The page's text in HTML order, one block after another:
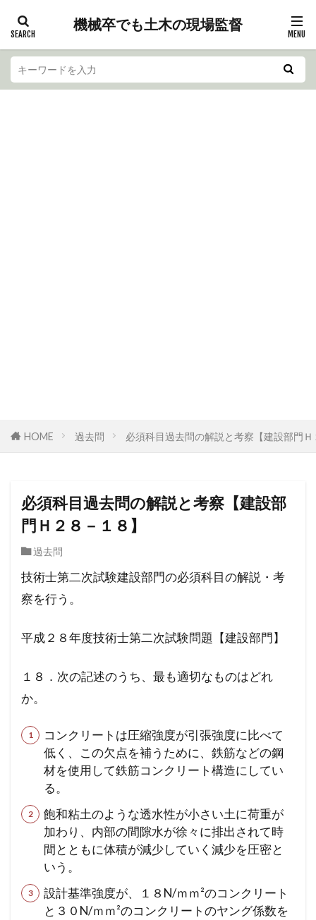
機械卒でも土木の現場監督
HOME 過去問 必須科目過去問の解説と考察【建設部門
必須科目過去問の解説と考察【建設部
門Ｈ２８－１８】
過去問
技術士第二次試験建設部門の必須科目の解説・考
察を行う。
平成２８年度技術士第二次試験問題【建設部門】
１８．次の記述のうち、最も適切なものはどれ
か。
コンクリートは圧縮強度が引張強度に比べて
低く、この欠点を補うために、鉄筋などの鋼
材を使用して鉄筋コンクリート構造にしてい
る。
飽和粘土のような透水性が小さい土に荷重が
加わり、内部の間隙水が徐々に排出されて時
間とともに体積が減少していく減少を圧密と
いう。
設計基準強度が、１８N/ｍｍ²のコンクリート
と３０N/ｍｍ²のコンクリートのヤング係数を